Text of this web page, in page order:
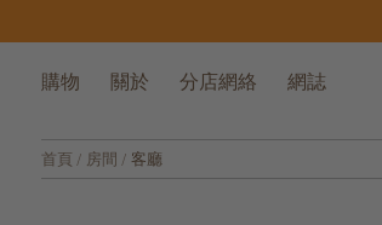
購物 關於 分店網絡 網誌
首頁 / 房間 / 客廳